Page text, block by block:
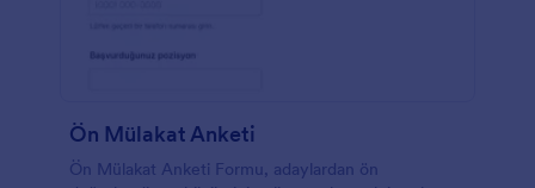
Ön Mülakat Anketi
Ön Mülakat Anketi Formu, adaylardan ön